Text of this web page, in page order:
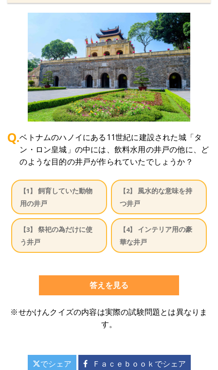
Q.ベトナムのハノイにある11世紀に建設された城「タ
ン・ロン皇城」の中には、飲料水用の井戸の他に、ど
のような目的の井戸が作られていたでしょうか？
【1】
飼育していた動物
用の井戸
【2】
風水的な意味を持
つ井戸
【3】
祭祀の為だけに使
う井戸
【4】
インテリア用の豪
華な井戸
答えを見る
※せかけんクイズの内容は実際の試験問題とは異なりま
す。
でシェア Ｆａｃｅｂｏｏｋでシェア